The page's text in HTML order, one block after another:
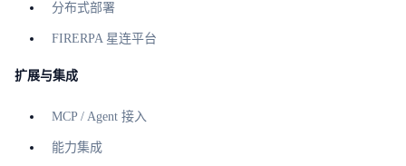
分布式部署
FIRERPA 星连平台
扩展与集成
MCP / Agent 接入
能力集成